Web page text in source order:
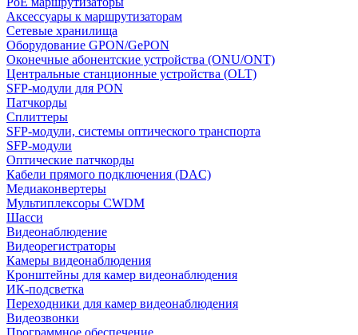
Аксессуары к маршрутизаторам
Сетевые хранилища
Оборудование GPON/GePON
Оконечные абонентские устройства (ONU/ONT)
Центральные станционные устройства (OLT)
SFP-модули для PON
Патчкорды
Сплиттеры
SFP-модули, системы оптического транспорта
SFP-модули
Оптические патчкорды
Кабели прямого подключения (DAC)
Медиаконвертеры
Мультиплексоры CWDM
Шасси
Видеонаблюдение
Видеорегистраторы
Камеры видеонаблюдения
Кронштейны для камер видеонаблюдения
ИК-подсветка
Переходники для камер видеонаблюдения
Видеозвонки
Программное обеспечение